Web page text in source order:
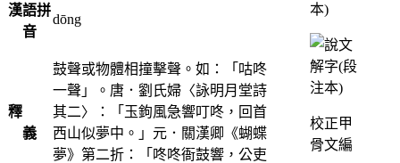
漢語拼
音
dōng
釋
義
鼓聲或物體相撞擊聲。如：「咕咚
一聲」。唐．劉氏婦〈詠明月堂詩
其二〉：「玉鉤風急響叮咚，回首
西山似夢中。」元．關漢卿《蝴蝶
夢》第二折：「咚咚衙鼓響，公吏
本)
校正甲
骨文編